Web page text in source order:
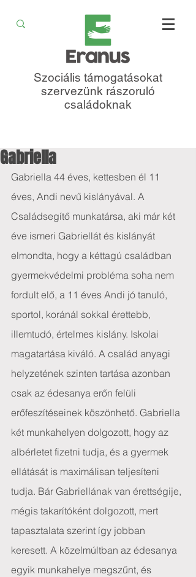
Szociális támogatásokat
szervezünk rászoruló
családoknak
Gabriella
Gabriella 44 éves, kettesben él 11
éves, Andi nevű kislányával. A
Családsegítő munkatársa, aki már két
éve ismeri Gabriellát és kislányát
elmondta, hogy a kéttagú családban
gyermekvédelmi probléma soha nem
fordult elő, a 11 éves Andi jó tanuló,
sportol, koránál sokkal érettebb,
illemtudó, értelmes kislány. Iskolai
magatartása kiváló. A család anyagi
helyzetének szinten tartása azonban
csak az édesanya erőn felüli
erőfeszítéseinek köszönhető. Gabriella
két munkahelyen dolgozott, hogy az
albérletet fizetni tudja, és a gyermek
ellátását is maximálisan teljesíteni
tudja. Bár Gabriellának van érettségije,
mégis takarítóként dolgozott, mert
tapasztalata szerint így jobban
keresett. A közelmúltban az édesanya
egyik munkahelye megszűnt, és